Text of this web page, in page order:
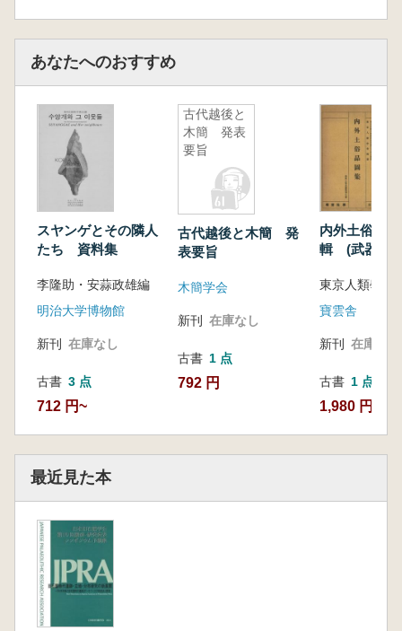
あなたへのおすすめ
スヤンゲとその隣人
たち 資料集
李隆助・安蒜政雄編
明治大学博物館
新刊 在庫なし
古書 3 点
712 円~
古代越後と
木簡 発表
要旨
古代越後と木簡 発
表要旨
木簡学会
新刊 在庫なし
古書 1 点
792 円
内外土俗品
輯 (武器)
東京人類學
寶雲舎
新刊 在庫なし
古書 1 点
1,980 円
最近見た本